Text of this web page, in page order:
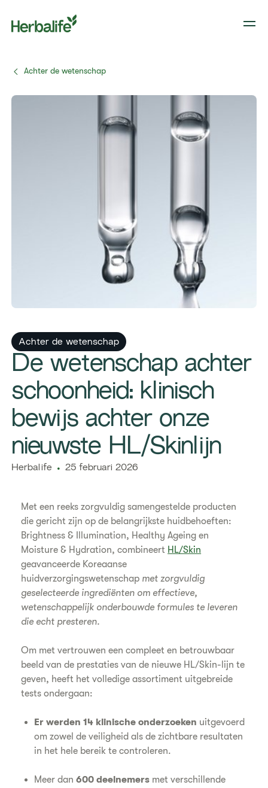
Achter de wetenschap
Achter de wetenschap
De wetenschap achter
schoonheid: klinisch
bewijs achter onze
nieuwste HL/Skinlijn
​​Herbalife​ 25 februari 2026
Met een reeks zorgvuldig samengestelde producten
die gericht zijn op de belangrijkste huidbehoeften:
Brightness & Illumination, Healthy Ageing en
Moisture & Hydration, combineert HL/Skin
geavanceerde Koreaanse
huidverzorgingswetenschap met zorgvuldig
geselecteerde ingrediënten om effectieve,
wetenschappelijk onderbouwde formules te leveren
die echt presteren.
Om met vertrouwen een compleet en betrouwbaar
beeld van de prestaties van de nieuwe HL/Skin-lijn te
geven, heeft het volledige assortiment uitgebreide
tests ondergaan:
Er werden 14 klinische onderzoeken uitgevoerd
om zowel de veiligheid als de zichtbare resultaten
in het hele bereik te controleren.
Meer dan600 deelnemers met verschillende